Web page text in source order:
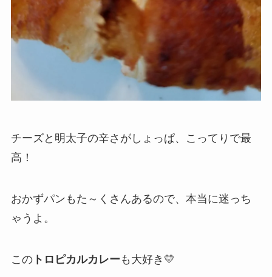
チーズと明太子の辛さがしょっぱ、こってりで最
高！
おかずパンもた～くさんあるので、本当に迷っち
ゃうよ。
このトロピカルカレー も大好き💛